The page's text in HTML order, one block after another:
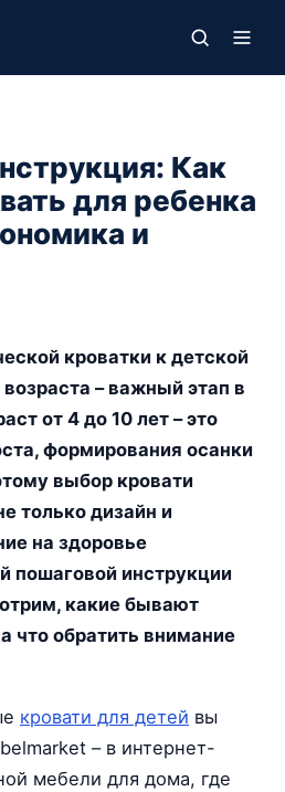
Как
для ребенка
и
кроватки к детской
– важный этап в
от 4 до 10 лет – это
формирования осанки
выбор кровати
только дизайн и
на здоровье
пошаговой инструкции
какие бывают
что обратить внимание
кровати для детей вы
– в интернет-
мебели для дома, где